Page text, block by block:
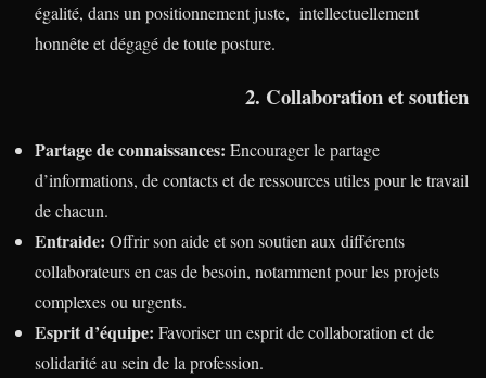
égalité, dans un positionnement juste, intellectuellement
honnête et dégagé de toute posture.
2. Collaboration et soutien
Partage de connaissances: Encourager le partage
d’informations, de contacts et de ressources utiles pour le travail
de chacun.
Entraide: Offrir son aide et son soutien aux différents
collaborateurs en cas de besoin, notamment pour les projets
complexes ou urgents.
Esprit d’équipe: Favoriser un esprit de collaboration et de
solidarité au sein de la profession.